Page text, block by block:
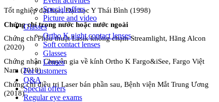
Special offers
Picture and video
Glasses
Ortho K night contact lenses
Soft contact lenses
Glasses
Lenses
For customers
Q&A
Special offers
Regular eye exams
Tốt nghiệp đại học, Đại học Y Thái Bình (1998)
Chứng chỉ trong nước hoặc nước ngoài
Chứng chỉ Phẫu thuật Lasik không chạm Streamlight, Hãng Alcon
(2020)
Chứng nhận Chuyên gia về kính Ortho K Fargo&iSee, Fargo Việt
Nam (2018)
Chứng chỉ điều trị Laser bán phần sau, Bệnh viện Mắt Trung Ương
(2018)